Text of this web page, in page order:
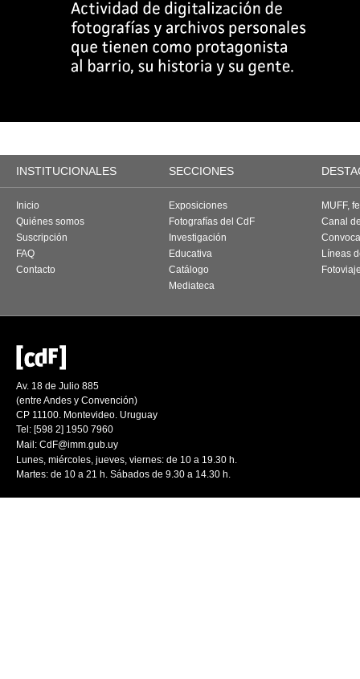
INSTITUCIONALES SECCIONES
Inicio
Quiénes somos
Suscripción
FAQ
Contacto
Exposiciones
Fotografías del CdF
Investigación
Educativa
Catálogo
Mediateca
MUFF,
Canal
Líneas
Av. 18 de Julio 885
(entre Andes y Convención)
CP 11100. Montevideo. Uruguay
Tel: [598 2] 1950 7960
Mail: CdF@imm.gub.uy
Lunes, miércoles, jueves, viernes: de 10 a 19.30 h.
Martes: de 10 a 21 h. Sábados de 9.30 a 14.30 h.